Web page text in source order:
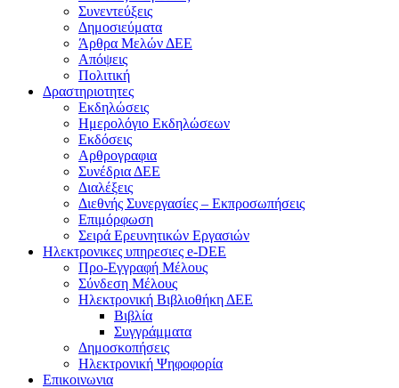
Συνεντεύξεις
Δημοσιεύματα
Άρθρα Μελών ΔΕΕ
Απόψεις
Πολιτική
Δραστηριοτητες
Εκδηλώσεις
Ημερολόγιο Εκδηλώσεων
Εκδόσεις
Αρθρογραφια
Συνέδρια ΔΕΕ
Διαλέξεις
Διεθνής Συνεργασίες – Εκπροσωπήσεις
Επιμόρφωση
Σειρά Ερευνητικών Εργασιών
Ηλεκτρονικες υπηρεσιες e-DEE
Προ-Εγγραφή Μέλους
Σύνδεση Μέλους
Ηλεκτρονική Βιβλιοθήκη ΔΕΕ
Βιβλία
Συγγράμματα
Δημοσκοπήσεις
Ηλεκτρονική Ψηφοφορία
Επικοινωνια